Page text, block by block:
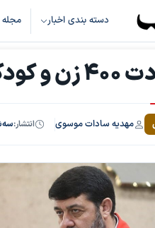
دسته بندی اخبار مجله
آمریکا واسرائیل
مهدیه سادات موسوی انتشار:سه‌شنبه ۱۹